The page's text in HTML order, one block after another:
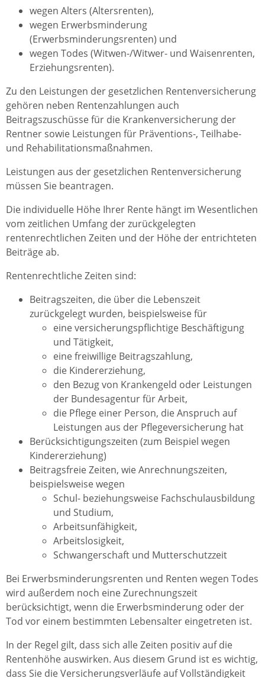
wegen Alters (Altersrenten),
wegen Erwerbsminderung
(Erwerbsminderungsrenten) und
wegen Todes (Witwen-/Witwer- und Waisenrenten,
Erziehungsrenten).
Zu den Leistungen der gesetzlichen Rentenversicherung
gehören neben Rentenzahlungen auch
Beitragszuschüsse für die Krankenversicherung der
Rentner sowie Leistungen für Präventions-, Teilhabe-
und Rehabilitationsmaßnahmen.
Leistungen aus der gesetzlichen Rentenversicherung
müssen Sie beantragen.
Die individuelle Höhe Ihrer Rente hängt im Wesentlichen
vom zeitlichen Umfang der zurückgelegten
rentenrechtlichen Zeiten und der Höhe der entrichteten
Beiträge ab.
Rentenrechtliche Zeiten sind:
Beitragszeiten, die über die Lebenszeit
zurückgelegt wurden, beispielsweise für
eine versicherungspflichtige Beschäftigung
und Tätigkeit,
eine freiwillige Beitragszahlung,
die Kindererziehung,
den Bezug von Krankengeld oder Leistungen
der Bundesagentur für Arbeit,
die Pflege einer Person, die Anspruch auf
Leistungen aus der Pflegeversicherung hat
Berücksichtigungszeiten (zum Beispiel wegen
Kindererziehung)
Beitragsfreie Zeiten, wie Anrechnungszeiten,
beispielsweise wegen
Schul- beziehungsweise Fachschulausbildung
und Studium,
Arbeitsunfähigkeit,
Arbeitslosigkeit,
Schwangerschaft und Mutterschutzzeit
Bei Erwerbsminderungsrenten und Renten wegen Todes
wird außerdem noch eine Zurechnungszeit
berücksichtigt, wenn die Erwerbsminderung oder der
Tod vor einem bestimmten Lebensalter eingetreten ist.
In der Regel gilt, dass sich alle Zeiten positiv auf die
Rentenhöhe auswirken. Aus diesem Grund ist es wichtig,
dass Sie die Versicherungsverläufe auf Vollständigkeit